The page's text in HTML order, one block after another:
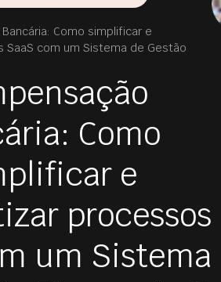
Como simplificar e
com um Sistema de Gestão
Como
e
processos
um Sistema